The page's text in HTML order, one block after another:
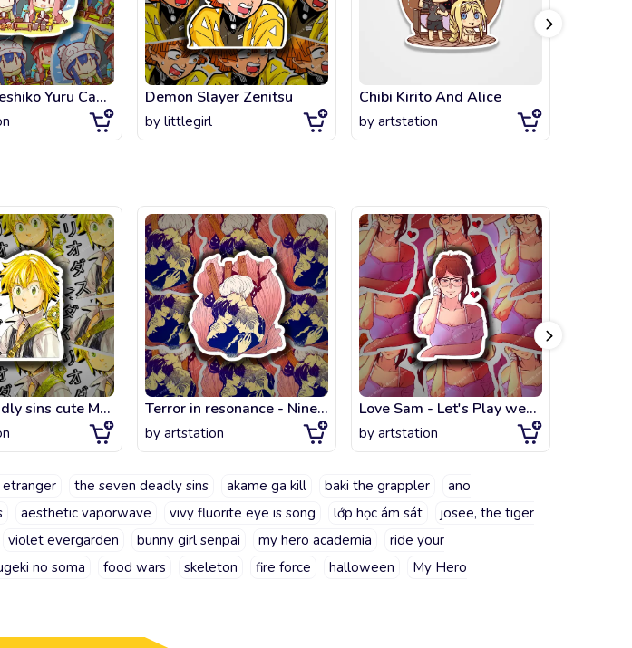
Rin & Nadeshiko Yuru Camp (Laid-Back Camp) Demon Slayer Zenitsu
by littlegirl
Chibi Kirito And Alice
by artstation
Seven deadly sins cute Meliodas Terror in resonance - Nine Five & Twelve
by artstation
Love Sam - Let's Play webtoon
by artstation
the seven deadly sins akame ga kill baki the grappler
ano
aesthetic vaporwave vivy fluorite eye is song lớp học ám sát
josee, the tiger
violet evergarden bunny girl senpai my hero academia
ride your
no soma food wars skeleton fire force halloween
My Hero